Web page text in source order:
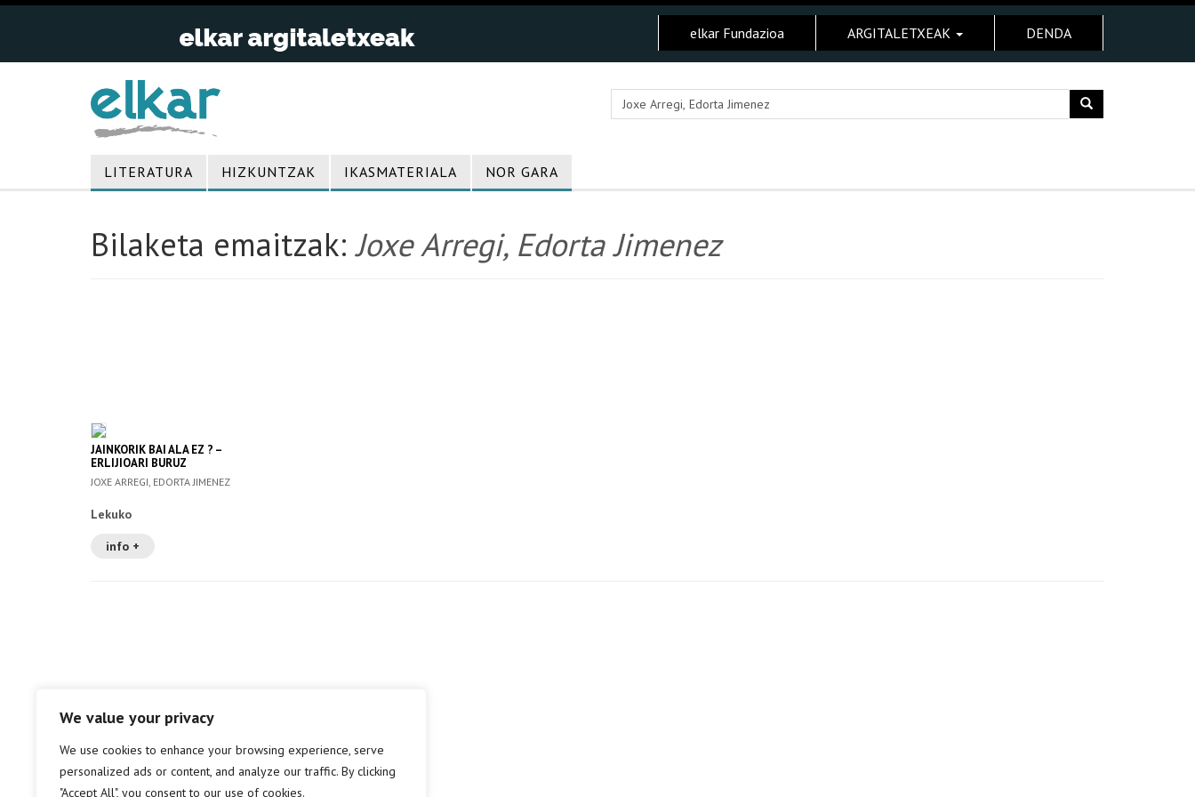
We value your privacy
We use cookies to enhance your browsing experience, serve
personalized ads or content, and analyze our traffic. By clicking
"Accept All", you consent to our use of cookies.
elkar Fundazioa ARGITALETXEAK DENDA
LITERATURA HIZKUNTZAK IKASMATERIALA NOR GARA
Bilaketa emaitzak:Joxe Arregi, Edorta Jimenez
JAINKORIK BAI ALA EZ ? –
ERLIJIOARI BURUZ
EZTABAIDAN
JOXE ARREGI, EDORTA JIMENEZ
Lekuko
info +